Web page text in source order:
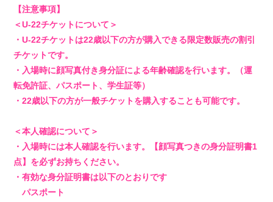
【注意事項】
＜U-22チケットについて＞
・U-22チケットは22歳以下の方が購入できる限定数販売の割引
チケットです。
・入場時に顔写真付き身分証による年齢確認を行います。（運
転免許証、パスポート、学生証等）
・22歳以下の方が一般チケットを購入することも可能です。
＜本人確認について＞
・入場時には本人確認を行います。【顔写真つきの身分証明書1
点】を必ずお持ちください。
・有効な身分証明書は以下のとおりです
パスポート